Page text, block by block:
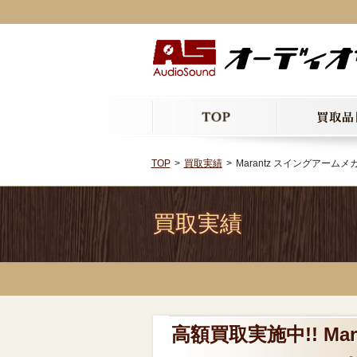
TOP 買取実績 Marantz スイングアームメ
買取実績
高額買取実施中!!